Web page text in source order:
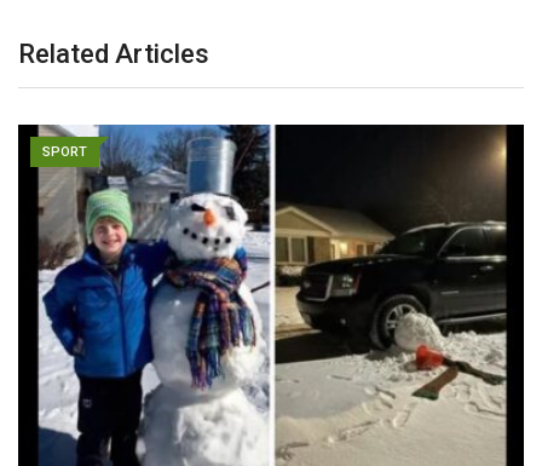
Related Articles
SPORT